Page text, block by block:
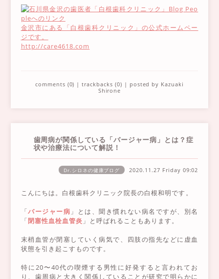
金沢市にある「白根歯科クリニック」の公式ホームペー
ジです。
http://care4618.com
comments (0) |trackbacks (0) | posted by Kazuaki
Shirone
歯周病が関係している「バージャー病」とは？症
状や治療法について解説！
Dr.シロネの健康ブログ 2020.11.27 Friday 09:02
こんにちは。白根歯科クリニック院長の白根和明です。
「バージャー病 」とは、聞き慣れない病名ですが、別名
「閉塞性血栓血管炎 」と呼ばれることもあります。
末梢血管が閉塞していく病気で、四肢の指先などに虚血
状態を引き起こすものです。
特に20〜40代の喫煙する男性に好発すると言われてお
り、歯周病と大きく関係していることが研究で明らかに